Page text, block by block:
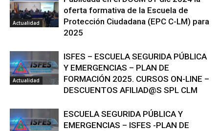
Actualidad
oferta formativa de la Escuela de
Protección Ciudadana (EPC C-LM) para
2025
Actualidad
ISFES – ESCUELA SEGURIDA PÚBLICA
Y EMERGENCIAS – PLAN DE
FORMACIÓN 2025. CURSOS ON-LINE –
DESCUENTOS AFILIAD@S SPL CLM
ESCUELA SEGURIDA PÚBLICA Y
EMERGENCIAS – ISFES -PLAN DE